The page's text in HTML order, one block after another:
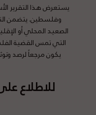
يستعرض هذا التقرير
وفلسطين. يتضمن
الصعيد المحلي أو
التي تمس القضية
يكون مرجعاً لرصد
للاطلاع